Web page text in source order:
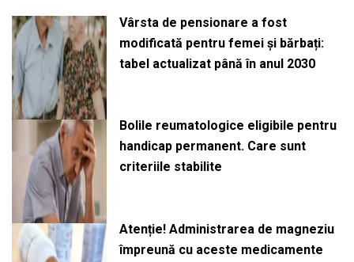
Vârsta de pensionare a fost
modificată pentru femei și bărbați:
tabel actualizat până în anul 2030
Bolile reumatologice eligibile pentru
handicap permanent. Care sunt
criteriile stabilite
Atenție! Administrarea de magneziu
împreună cu aceste medicamente